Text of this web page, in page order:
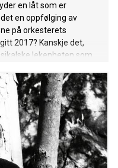
en låt som er
en oppfølging av
på orkesterets
2017? Kanskje det,
lekenheten som
melodi, innslag av
På denne
Hans Fredrik’s fløyte
gir en liten pekepinn på
albumet
den 15. Mars